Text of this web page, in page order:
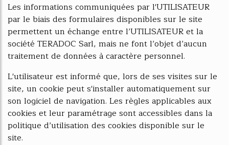
Les informations communiquées par l'UTILISATEUR
par le biais des formulaires disponibles sur le site
permettent un échange entre l’UTILISATEUR et la
société TERADOC Sarl, mais ne font l’objet d’aucun
traitement de données à caractère personnel.
L'utilisateur est informé que, lors de ses visites sur le
site, un cookie peut s'installer automatiquement sur
son logiciel de navigation. Les règles applicables aux
cookies et leur paramétrage sont accessibles dans la
politique d’utilisation des cookies disponible sur le
site.